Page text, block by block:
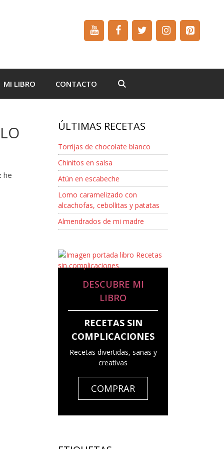
MI LIBRO CONTACTO
he
ÚLTIMAS RECETAS
Torrijas de chocolate blanco
Chinitos en salsa
Atún en escabeche
Lomo caramelizado con
alcachofas, cebollitas y patatas
Almendrados de mi madre
DESCUBRE MI
LIBRO
RECETAS SIN
COMPLICACIONES
Recetas divertidas, sanas y
creativas
COMPRAR